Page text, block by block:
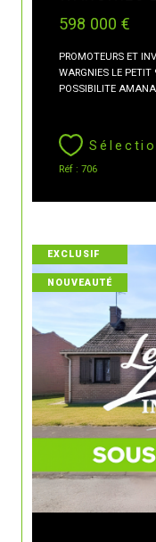
598 000 €
PROMOTEURS ET
WARGNIES LE
POSSIBILITE
Réf : 706
EXCLUSIF
NOUVEAUTÉ